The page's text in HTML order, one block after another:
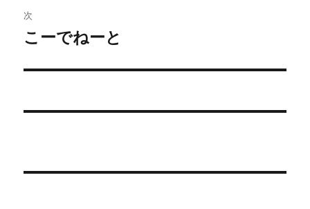
E
ビ
ゲ
ー
稿:
次
次
投
こーでねーと